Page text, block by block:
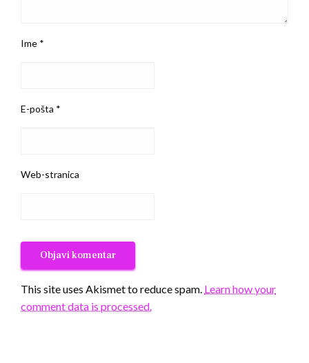
Ime *
E-pošta *
Web-stranica
This site uses Akismet to reduce spam. Learn how your
comment data is processed.